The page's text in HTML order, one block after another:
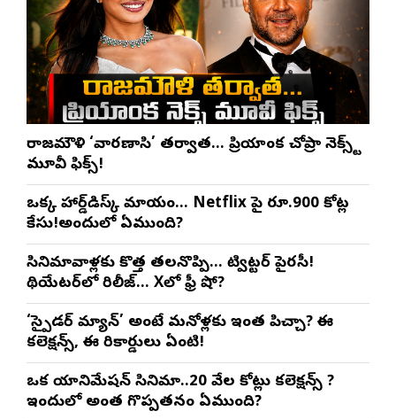
రాజమౌళి ‘వారణాసి’ తర్వాత… ప్రియాంక చోప్రా నెక్స్ట్
మూవీ ఫిక్స్!
ఒక్క హార్డ్‌డిస్క్ మాయం… Netflix పై రూ.900 కోట్ల
కేసు!అందులో ఏముంది?
సినిమావాళ్లకు కొత్త తలనొప్పి… ట్విట్టర్ పైరసీ!
థియేటర్‌లో రిలీజ్… Xలో ఫ్రీ షో?
‘స్పైడర్ మ్యాన్’ అంటే మనోళ్లకు ఇంత పిచ్చా? ఈ
కలెక్షన్స్, ఈ రికార్డులు ఏంటి!
ఒక యానిమేషన్ సినిమా..20 వేల కోట్లు కలెక్షన్స్ ?
ఇందులో అంత గొప్పతనం ఏముంది?